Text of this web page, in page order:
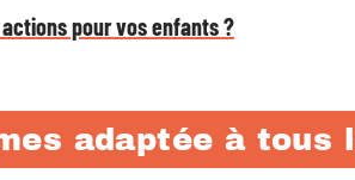
pour vos enfants ?
adaptée à tous